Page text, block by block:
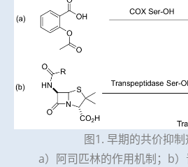
图1. 早期的共价抑制
a）阿司匹林的作用机制；b